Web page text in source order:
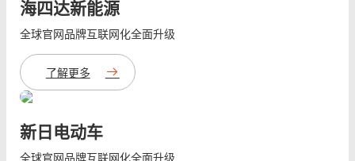
海四达新能源
全球官网品牌互联网化全面升级
了解更多
新日电动车
全球官网品牌互联网化全面升级